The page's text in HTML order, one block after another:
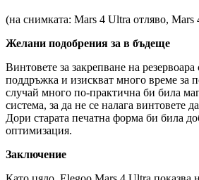
(на снимката: Mars 4 Ultra отляво, Mars
Желани подобрения за в бъдеще
Винтовете за закрепване на
поддръжка и изискват много време за
случай много по-практична би била
система, за да не се налага винтовете
Дори старата печатна форма би била
оптимизация.
Заключение